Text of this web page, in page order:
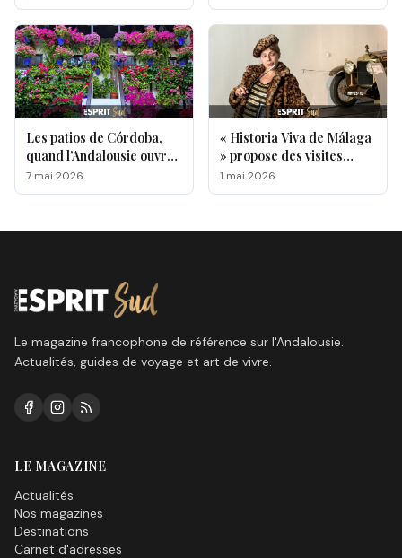
Les patios de Córdoba,
quand l’Andalousie ouvre
ses portes au monde
7 mai 2026
« Historia Viva de Málaga
» propose des visites
originales de lieux
emblématiques de la ville
1 mai 2026
Le magazine francophone de référence sur l'Andalousie.
Actualités, guides de voyage et art de vivre.
LE MAGAZINE
Actualités
Nos magazines
Destinations
Carnet d'adresses